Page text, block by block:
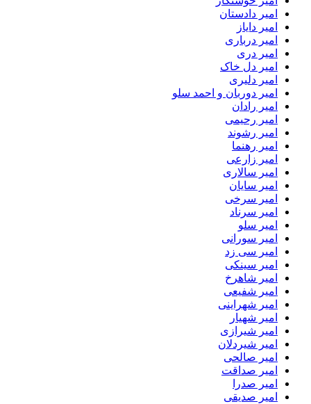
امیر دادستان
امیر دایاز
امیر درباری
امیر دری
امیر دل خاک
امیر دلیری
امیر دوربان و احمد سلو
امیر رادان
امیر رحیمی
امیر رشوند
امیر رهنما
امیر زارعی
امیر سالاری
امیر سایان
امیر سرخی
امیر سرناد
امیر سلو
امیر سورانی
امیر سی زد
امیر سینکی
امیر شاهرخ
امیر شفیعی
امیر شهراینی
امیر شهیار
امیر شیرازی
امیر شیردلان
امیر صالحی
امیر صداقت
امیر صدرا
امیر صدیقی